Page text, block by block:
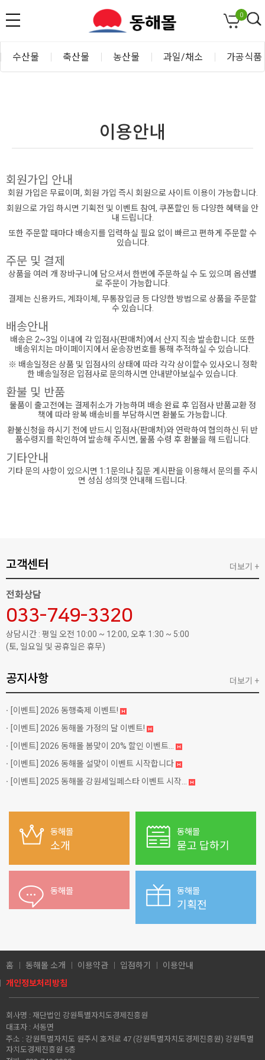
0
수산물 축산물 농산물 과일/채소 가공식품
이용안내
회원가입 안내
회원 가입은 무료이며, 회원 가입 즉시 회원으로 사이트 이용이 가능합니다.
회원으로 가입 하시면 기획전 및 이벤트 참여, 쿠폰할인 등 다양한 혜택을 안
내 드립니다.
또한 주문할 때마다 배송지를 입력하실 필요 없이 빠르고 편하게 주문할 수
있습니다.
주문 및 결제
상품을 여러 개 장바구니에 담으셔서 한번에 주문하실 수 도 있으며 옵션별
로 주문이 가능합니다.
결제는 신용카드, 계좌이체, 무통장입금 등 다양한 방법으로 상품을 주문할
수 있습니다.
배송안내
배송은 2~3일 이내에 각 입점사(판매처)에서 산지 직송 발송합니다. 또한
배송위치는 마이페이지에서 운송장번호를 통해 추적하실 수 있습니다.
※ 배송일정은 상품 및 입점사의 상태에 따라 각각 상이할수 있사오니 정확
한 배송일정은 입점사로 문의하시면 안내받아보실수 있습니다.
환불 및 반품
물품이 출고전에는 결제취소가 가능하며 배송 완료 후 입점사 반품교환 정
책에 따라 왕복 배송비를 부담하시면 환불도 가능합니다.
환불신청을 하시기 전에 반드시 입점사(판매처)와 연락하여 협의하신 뒤 반
품수령지를 확인하여 발송해 주시면, 물품 수령 후 환불을 해 드립니다.
기타안내
기타 문의 사항이 있으시면 1:1문의나 질문 게시판을 이용해서 문의를 주시
면 성심 성의껏 안내해 드립니다.
고객센터
전화상담
033-749-3320
상담시간 : 평일 오전 10:00 ~ 12:00, 오후 1:30 ~ 5:00
(토, 일요일 및 공휴일은 휴무)
더보기 +
공지사항
[이벤트] 2026 동행축제 이벤트!
[이벤트] 2026 동해몰 가정의 달 이벤트!
[이벤트] 2026 동해몰 봄맞이 20% 할인 이벤트...
[이벤트] 2026 동해몰 설맞이 이벤트 시작합니다
[이벤트] 2025 동해몰 강원세일페스타 이벤트 시작...
더보기 +
동해몰
소개
동해몰
묻고 답하기
동해몰 동해몰
기획전
홈 동해몰 소개 이용약관 입점하기
이용안내
개인정보처리방침
회사명 : 재단법인 강원특별자치도경제진흥원
대표자 : 서동면
주소 : 강원특별자치도 원주시 호저로 47 (강원특별자치도경제진흥원) 강원특별
자치도경제진흥원 5층